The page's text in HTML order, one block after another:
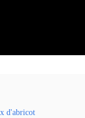
d'abricot